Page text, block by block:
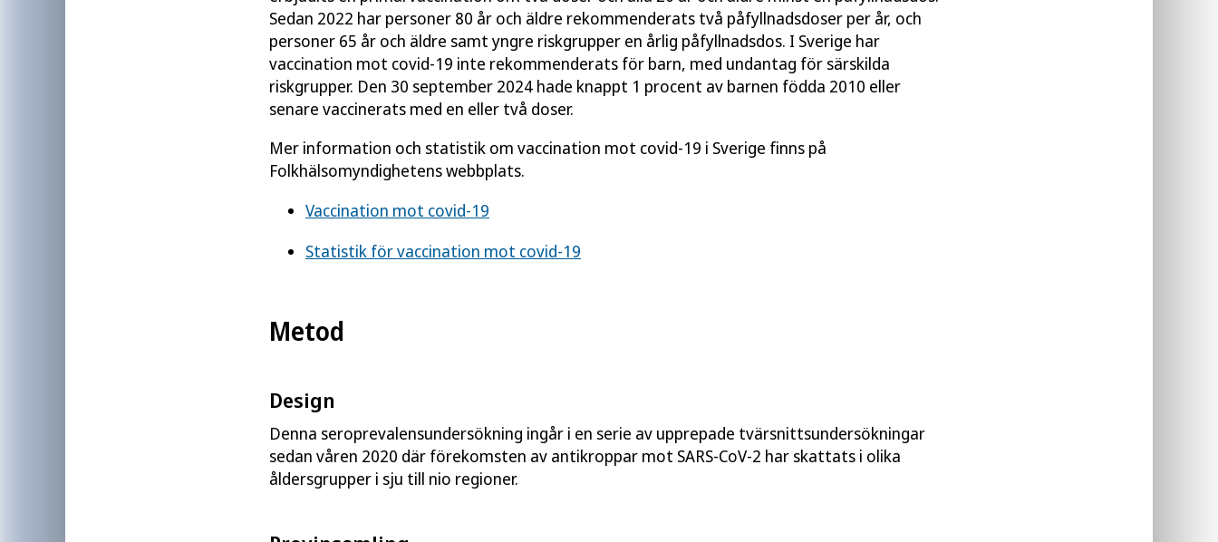
Sedan 2022 har personer 80 år och äldre rekommenderats två påfyllnadsdoser per år, och
personer 65 år och äldre samt yngre riskgrupper en årlig påfyllnadsdos. I Sverige har
vaccination mot covid-19 inte rekommenderats för barn, med undantag för särskilda
riskgrupper. Den 30 september 2024 hade knappt 1 procent av barnen födda 2010 eller
senare vaccinerats med en eller två doser.
Mer information och statistik om vaccination mot covid-19 i Sverige finns på
Folkhälsomyndighetens webbplats.
Vaccination mot covid-19
Statistik för vaccination mot covid-19
Metod
Design
Denna seroprevalensundersökning ingår i en serie av upprepade tvärsnittsundersökningar
sedan våren 2020 där förekomsten av antikroppar mot SARS-CoV-2 har skattats i olika
åldersgrupper i sju till nio regioner.